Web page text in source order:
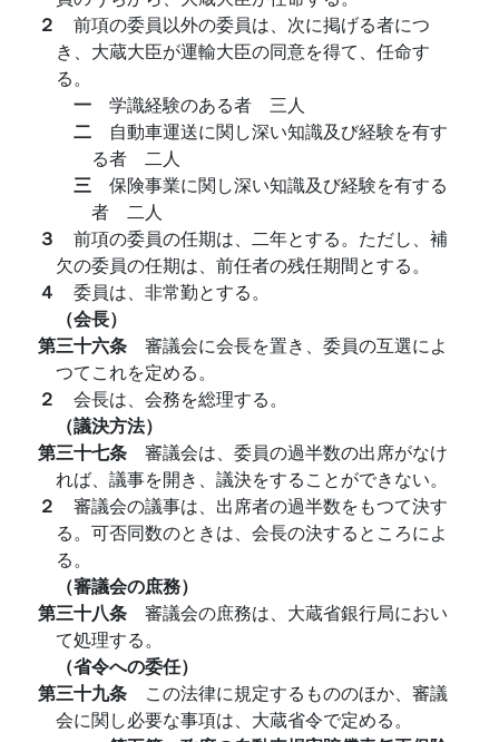
２ 前項の委員以外の委員は、次に掲げる者につ
き、大蔵大臣が運輸大臣の同意を得て、任命す
る。
一 学識経験のある者 三人
二 自動車運送に関し深い知識及び経験を有す
る者 二人
三 保険事業に関し深い知識及び経験を有する
者 二人
３ 前項の委員の任期は、二年とする。ただし、補
欠の委員の任期は、前任者の残任期間とする。
４ 委員は、非常勤とする。
（会長）
第三十六条 審議会に会長を置き、委員の互選によ
つてこれを定める。
２ 会長は、会務を総理する。
（議決方法）
第三十七条 審議会は、委員の過半数の出席がなけ
れば、議事を開き、議決をすることができない。
２ 審議会の議事は、出席者の過半数をもつて決す
る。可否同数のときは、会長の決するところによ
る。
（審議会の庶務）
第三十八条 審議会の庶務は、大蔵省銀行局におい
て処理する。
（省令への委任）
第三十九条 この法律に規定するもののほか、審議
会に関し必要な事項は、大蔵省令で定める。